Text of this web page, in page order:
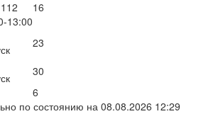
13:00
16
23
30
6
по состоянию на 08.08.2026 12:29